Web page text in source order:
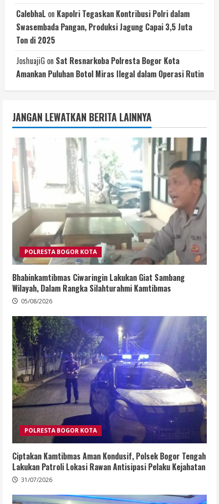
CalebhaL on Kapolri Tegaskan Kontribusi Polri dalam
Swasembada Pangan, Produksi Jagung Capai 3,5 Juta
Ton di 2025
JoshuajiG on Sat Resnarkoba Polresta Bogor Kota
Amankan Puluhan Botol Miras Ilegal dalam Operasi Rutin
JANGAN LEWATKAN BERITA LAINNYA
POLRESTA BOGOR KOTA
Bhabinkamtibmas Ciwaringin Lakukan Giat Sambang
Wilayah, Dalam Rangka Silahturahmi Kamtibmas
05/08/2026
POLRESTA BOGOR KOTA
Ciptakan Kamtibmas Aman Kondusif, Polsek Bogor Tengah
Lakukan Patroli Lokasi Rawan Antisipasi Pelaku Kejahatan
31/07/2026